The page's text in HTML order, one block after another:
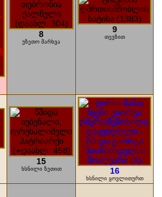
8
უზეთო მარხვა
9
თევზით
15
ხსნილი ზეთით 16
ხსნილი ყოვლითურთ